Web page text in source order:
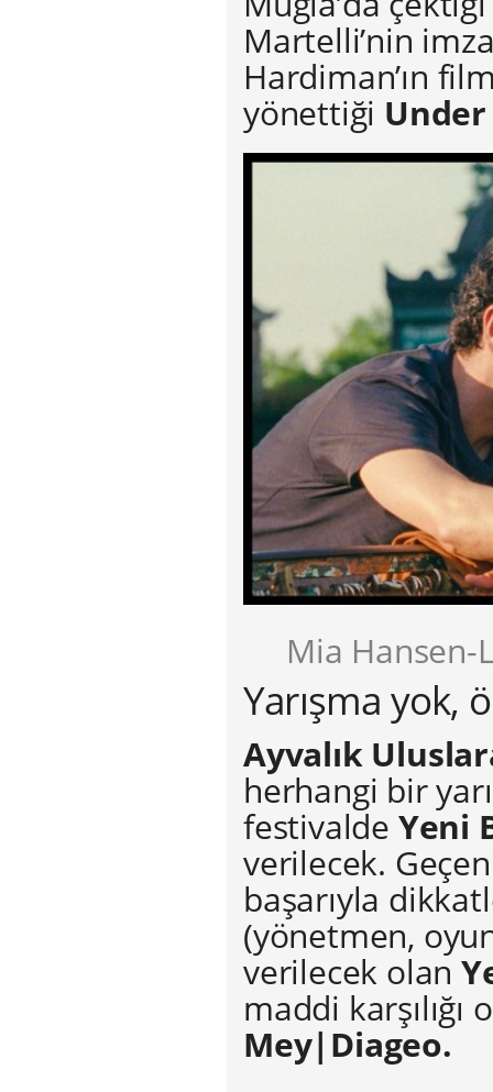
Martelli’nin
Hardiman’ın
yönettiği
Mia Hansen-
Yarışma yok,
Ayvalık
herhangi bir
festivalde Yeni
verilecek.
başarıyla
(yönetmen,
verilecek olan
maddi
Mey|Diageo.